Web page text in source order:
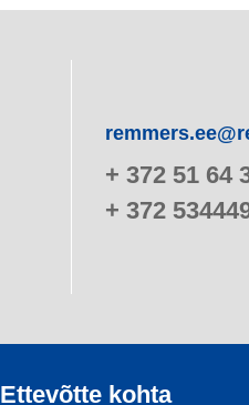
+ 372 51 64
+ 372
Ettevõtte kohta